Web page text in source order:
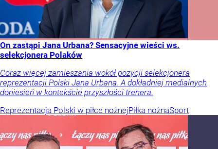
On zastąpi Jana Urbana? Sensacyjne wieści ws.
selekcjonera Polaków
Coraz więcej zamieszania wokół pozycji selekcjonera
reprezentacji Polski Jana Urbana. A dokładniej medialnych
doniesień w kontekście przyszłości trenera.
Reprezentacja Polski w piłce nożnejPiłka nożnaSport